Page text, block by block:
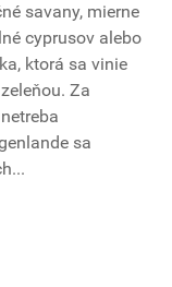
savany, mierne
cyprusov alebo
ktorá sa vinie
Za
sa